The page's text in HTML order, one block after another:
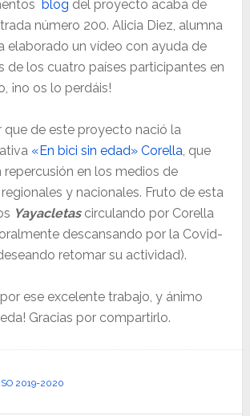
blog del proyecto acaba de
número 200. Alicia Diez, alumna
elaborado un vídeo con ayuda de
de los cuatro países participantes en
¡no os lo perdáis!
que de este proyecto nació la
«En bici sin edad» Corella, que
repercusión en los medios de
y nacionales. Fruto de esta
Yayacletascirculando por Corella
descansando por la Covid-
retomar su actividad).
por ese excelente trabajo, y ánimo
Gracias por compartirlo.
2019-2020